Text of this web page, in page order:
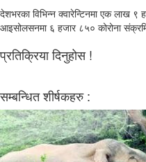
देशभरका विभिन्‍न क्‍वारेन्टिनमा एक लाख
आइसोलसनमा ६ हजार ८५० कोरोना
प्रतिक्रिया दिनुहोस !
सम्बन्धित शीर्षकहरु :